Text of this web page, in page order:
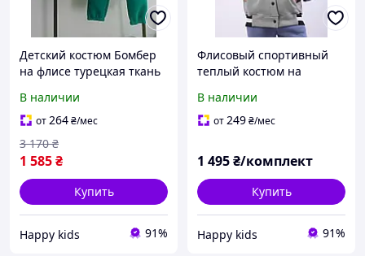
Детский костюм Бомбер
на флисе турецкая ткань
бутылка черный
В наличии
от264₴/мес
1 585₴
3 170 ₴
Купить
Happy kids 91%
Флисовый спортивный
теплый костюм на
детский костюм на
флисемальчика, Теплые
мальчиков,
В наличии
от249₴/мес
1 495₴/комплект
Купить
Happy kids 91%